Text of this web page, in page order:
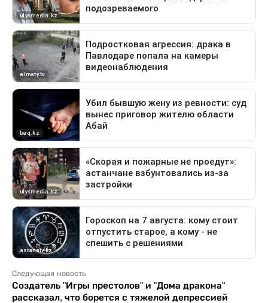
Следующая новость
Создатель "Игры престолов" и "Дома дракона"
рассказал, что борется с тяжелой депрессией